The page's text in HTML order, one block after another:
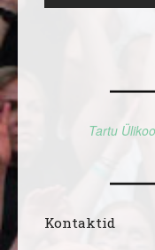
Tartu
Kontaktid